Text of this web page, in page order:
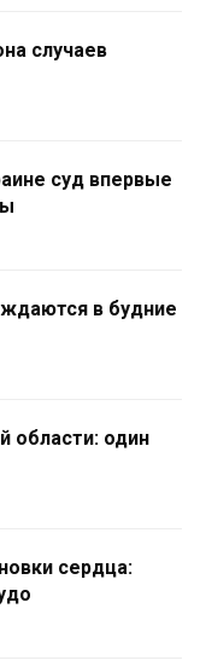
случаев
суд впервые
в будние
области: один
сердца: